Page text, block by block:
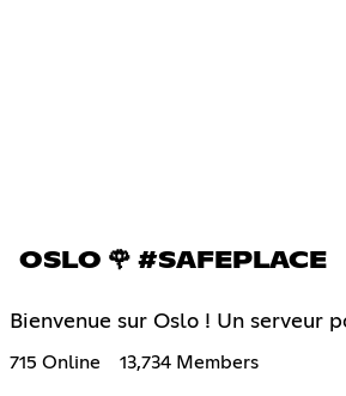
OSLO 🌹 #SAFEPLACE
Bienvenue sur Oslo ! Un serveur
715 Online 13,734 Members